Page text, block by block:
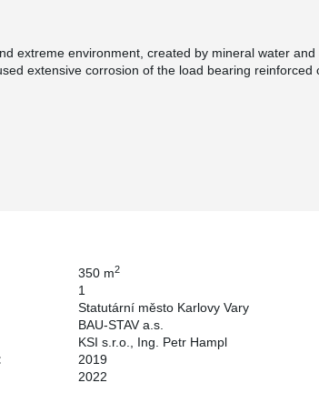
extreme environment, created by mineral water and
extensive corrosion of the load bearing reinforced
was replaced by a composite reinforced
350 m2
1
Statutární město Karlovy Vary
BAU-STAV a.s.
KSI s.r.o., Ing. Petr Hampl
2019
2022